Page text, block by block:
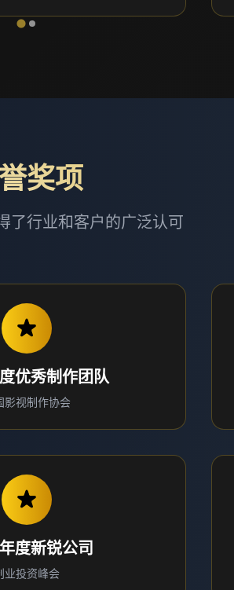
奖项
了行业和客户的广泛认可
优秀制作团队
影视制作协会
度新锐公司
业投资峰会